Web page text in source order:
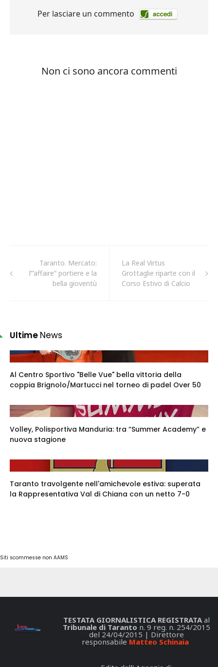
Taranto. Mercato:
l’”affaire” portiere e la
bella gioventù
La Real Virtus
Grottaglie riparte con il
Corso Estivo di Calcio
Ultime News
Al Centro Sportivo "Belle Vue" bella vittoria della
coppia Brignolo/Martucci nel torneo di padel Over 50
Volley, Polisportiva Manduria: tra “Summer Academy” e
nuova stagione
Taranto travolgente nell'amichevole estiva: superata
la Rappresentativa Val di Chiana con un netto 7-0
Siti scommesse non AAMS
TESTATA GIORNALISTICA REGISTRATAal
Tribunale di Taranto n. 9 reg. n. 254/2015
del 24/04/2015 | Direttore
responsabile Matteo Schinaia